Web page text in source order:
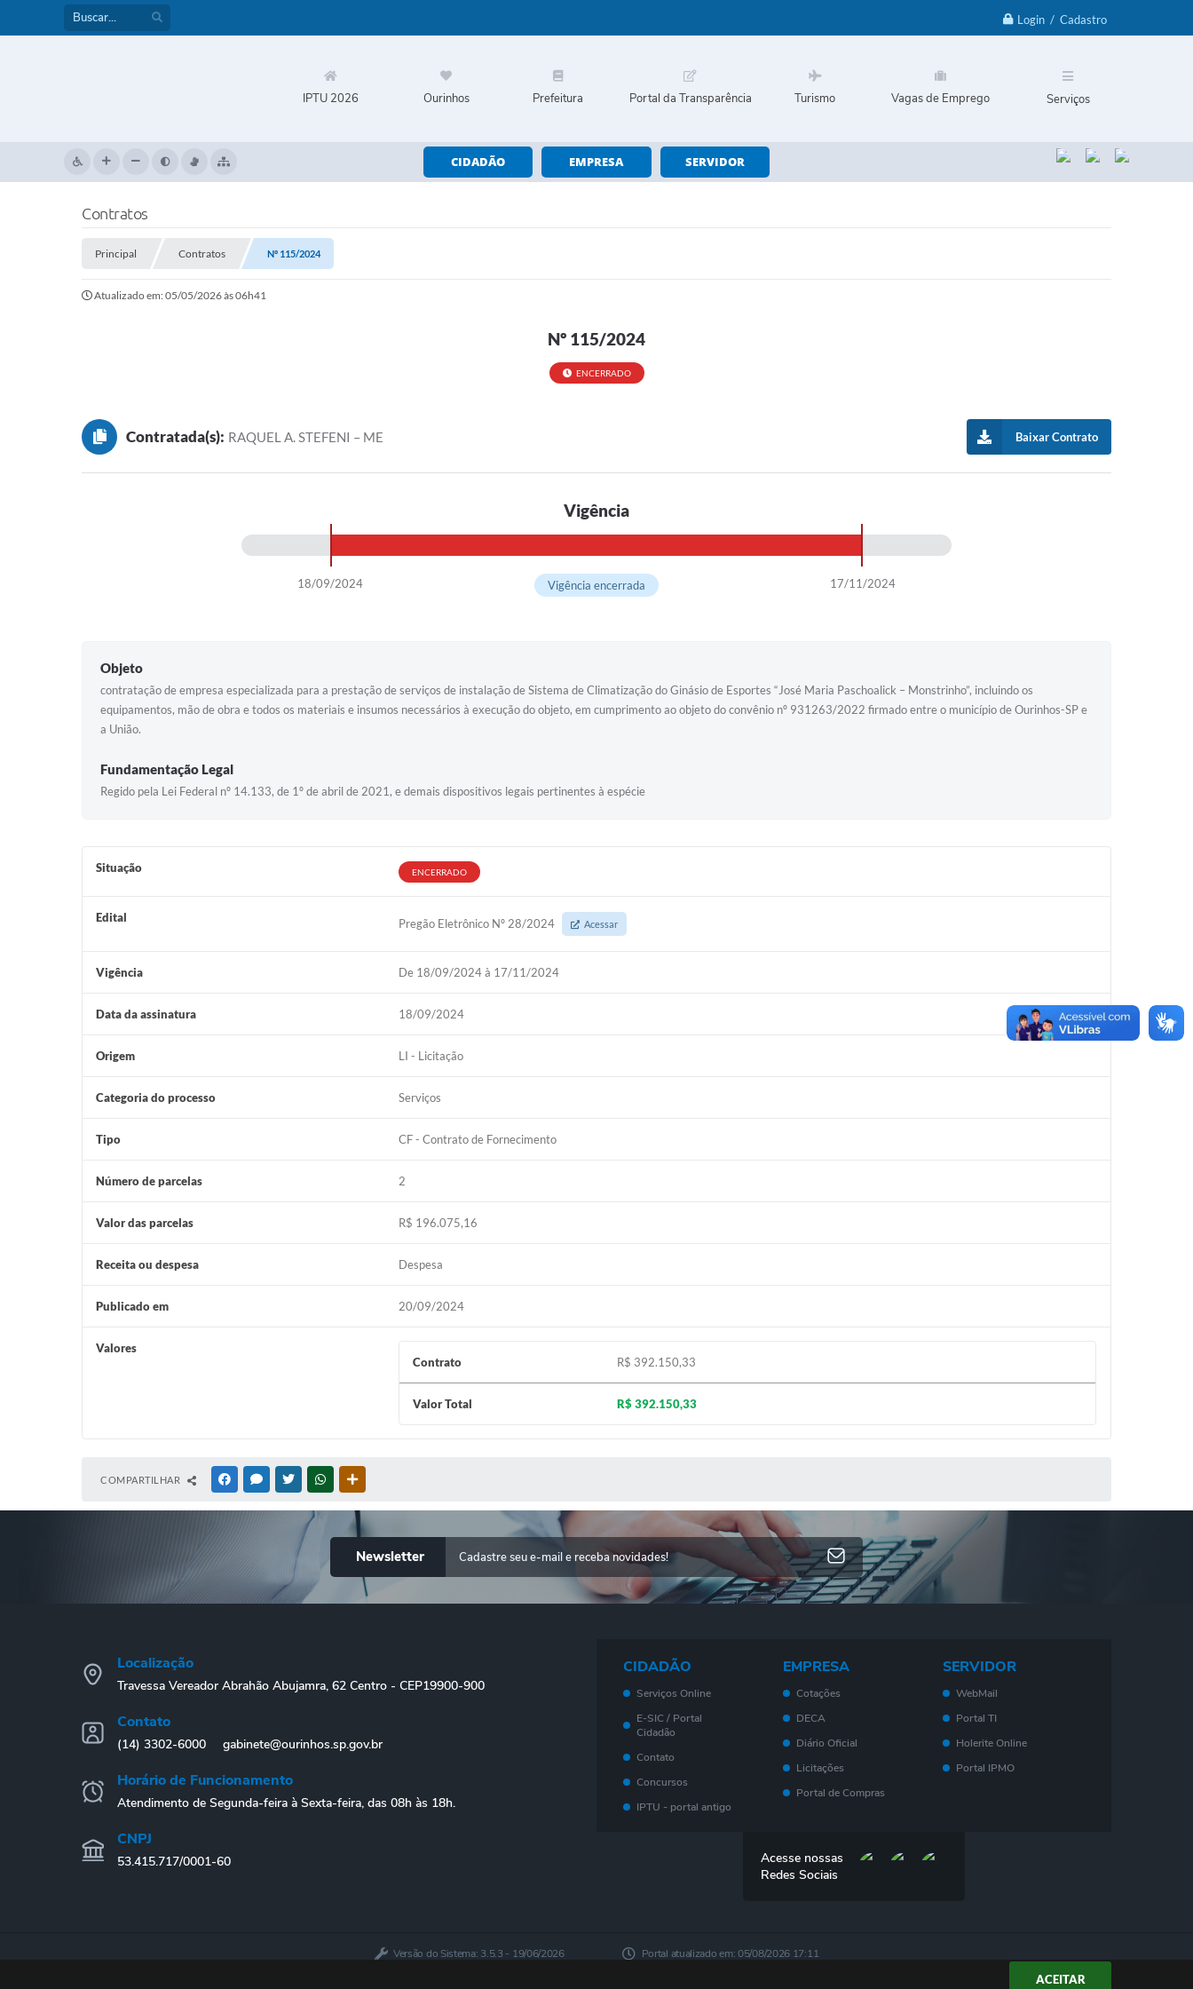
ACEITAR
Login / Cadastro
IPTU 2026 Ourinhos Prefeitura Portal da Transparência Turismo Vagas de Emprego Serviços
CIDADÃO EMPRESA SERVIDOR
Contratos
Principal Contratos Nº 115/2024
Atualizado em: 05/05/2026 às 06h41
Nº 115/2024
ENCERRADO
Contratada(s): RAQUEL A. STEFENI – ME Baixar Contrato
Vigência
18/09/2024 17/11/2024
Vigência encerrada
Objeto
contratação de empresa especializada para a prestação de serviços de instalação de Sistema de Climatização do Ginásio de Esportes “José Maria Paschoalick – Monstrinho”, incluindo os
equipamentos, mão de obra e todos os materiais e insumos necessários à execução do objeto, em cumprimento ao objeto do convênio nº 931263/2022 firmado entre o município de Ourinhos-SP e
a União.
Fundamentação Legal
Regido pela Lei Federal nº 14.133, de 1º de abril de 2021, e demais dispositivos legais pertinentes à espécie
Situação ENCERRADO
Edital Pregão Eletrônico Nº 28/2024 Acessar
Vigência De 18/09/2024 à 17/11/2024
Data da assinatura 18/09/2024
Origem LI - Licitação
Categoria do processo Serviços
Tipo CF - Contrato de Fornecimento
Número de parcelas 2
Valor das parcelas R$ 196.075,16
Receita ou despesa Despesa
Publicado em 20/09/2024
Valores
Contrato
R$ 392.150,33
Valor Total R$ 392.150,33
COMPARTILHAR FACEBOOKMESSENGER
TWITTERWHATSAPP
Newsletter
Localização
Travessa Vereador Abrahão Abujamra, 62 Centro - CEP19900-900
Contato
(14) 3302-6000 gabinete@ourinhos.sp.gov.br
Horário de Funcionamento
Atendimento de Segunda-feira à Sexta-feira, das 08h às 18h.
CNPJ
53.415.717/0001-60
CIDADÃO
Serviços Online
E-SIC / Portal
Cidadão
Contato
Concursos
IPTU - portal antigo
EMPRESA
Cotações
DECA
Diário Oficial
Licitações
Portal de Compras
Eletrônica - NF- e
IPTU
DES-IF
SERVIDOR
WebMail
Portal TI
Holerite Online
Portal IPMO
Acesse nossas
Redes Sociais
Versão do Sistema: 3.5.3 - 19/06/2026 Portal atualizado em:05/08/2026 17:11